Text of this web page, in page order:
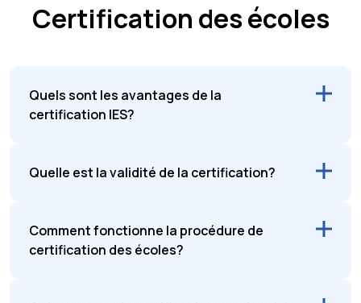
Certification des écoles
Quels sont les avantages de la
certification IES?
Quelle est la validité de la certification?
Comment fonctionne la procédure de
certification des écoles?